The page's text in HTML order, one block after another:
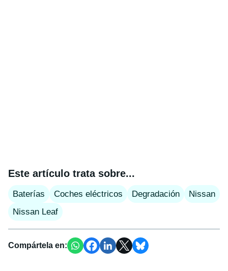
Este artículo trata sobre...
Baterías Coches eléctricos Degradación
Nissan
Nissan Leaf
Compártela en: